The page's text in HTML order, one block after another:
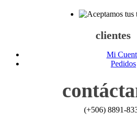
clientes
Mi
Pedidos
(+506) 8891-